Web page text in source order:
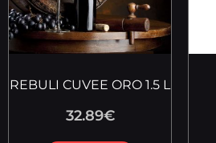
REBULI CUVEE ORO 1.5 L
32.89€